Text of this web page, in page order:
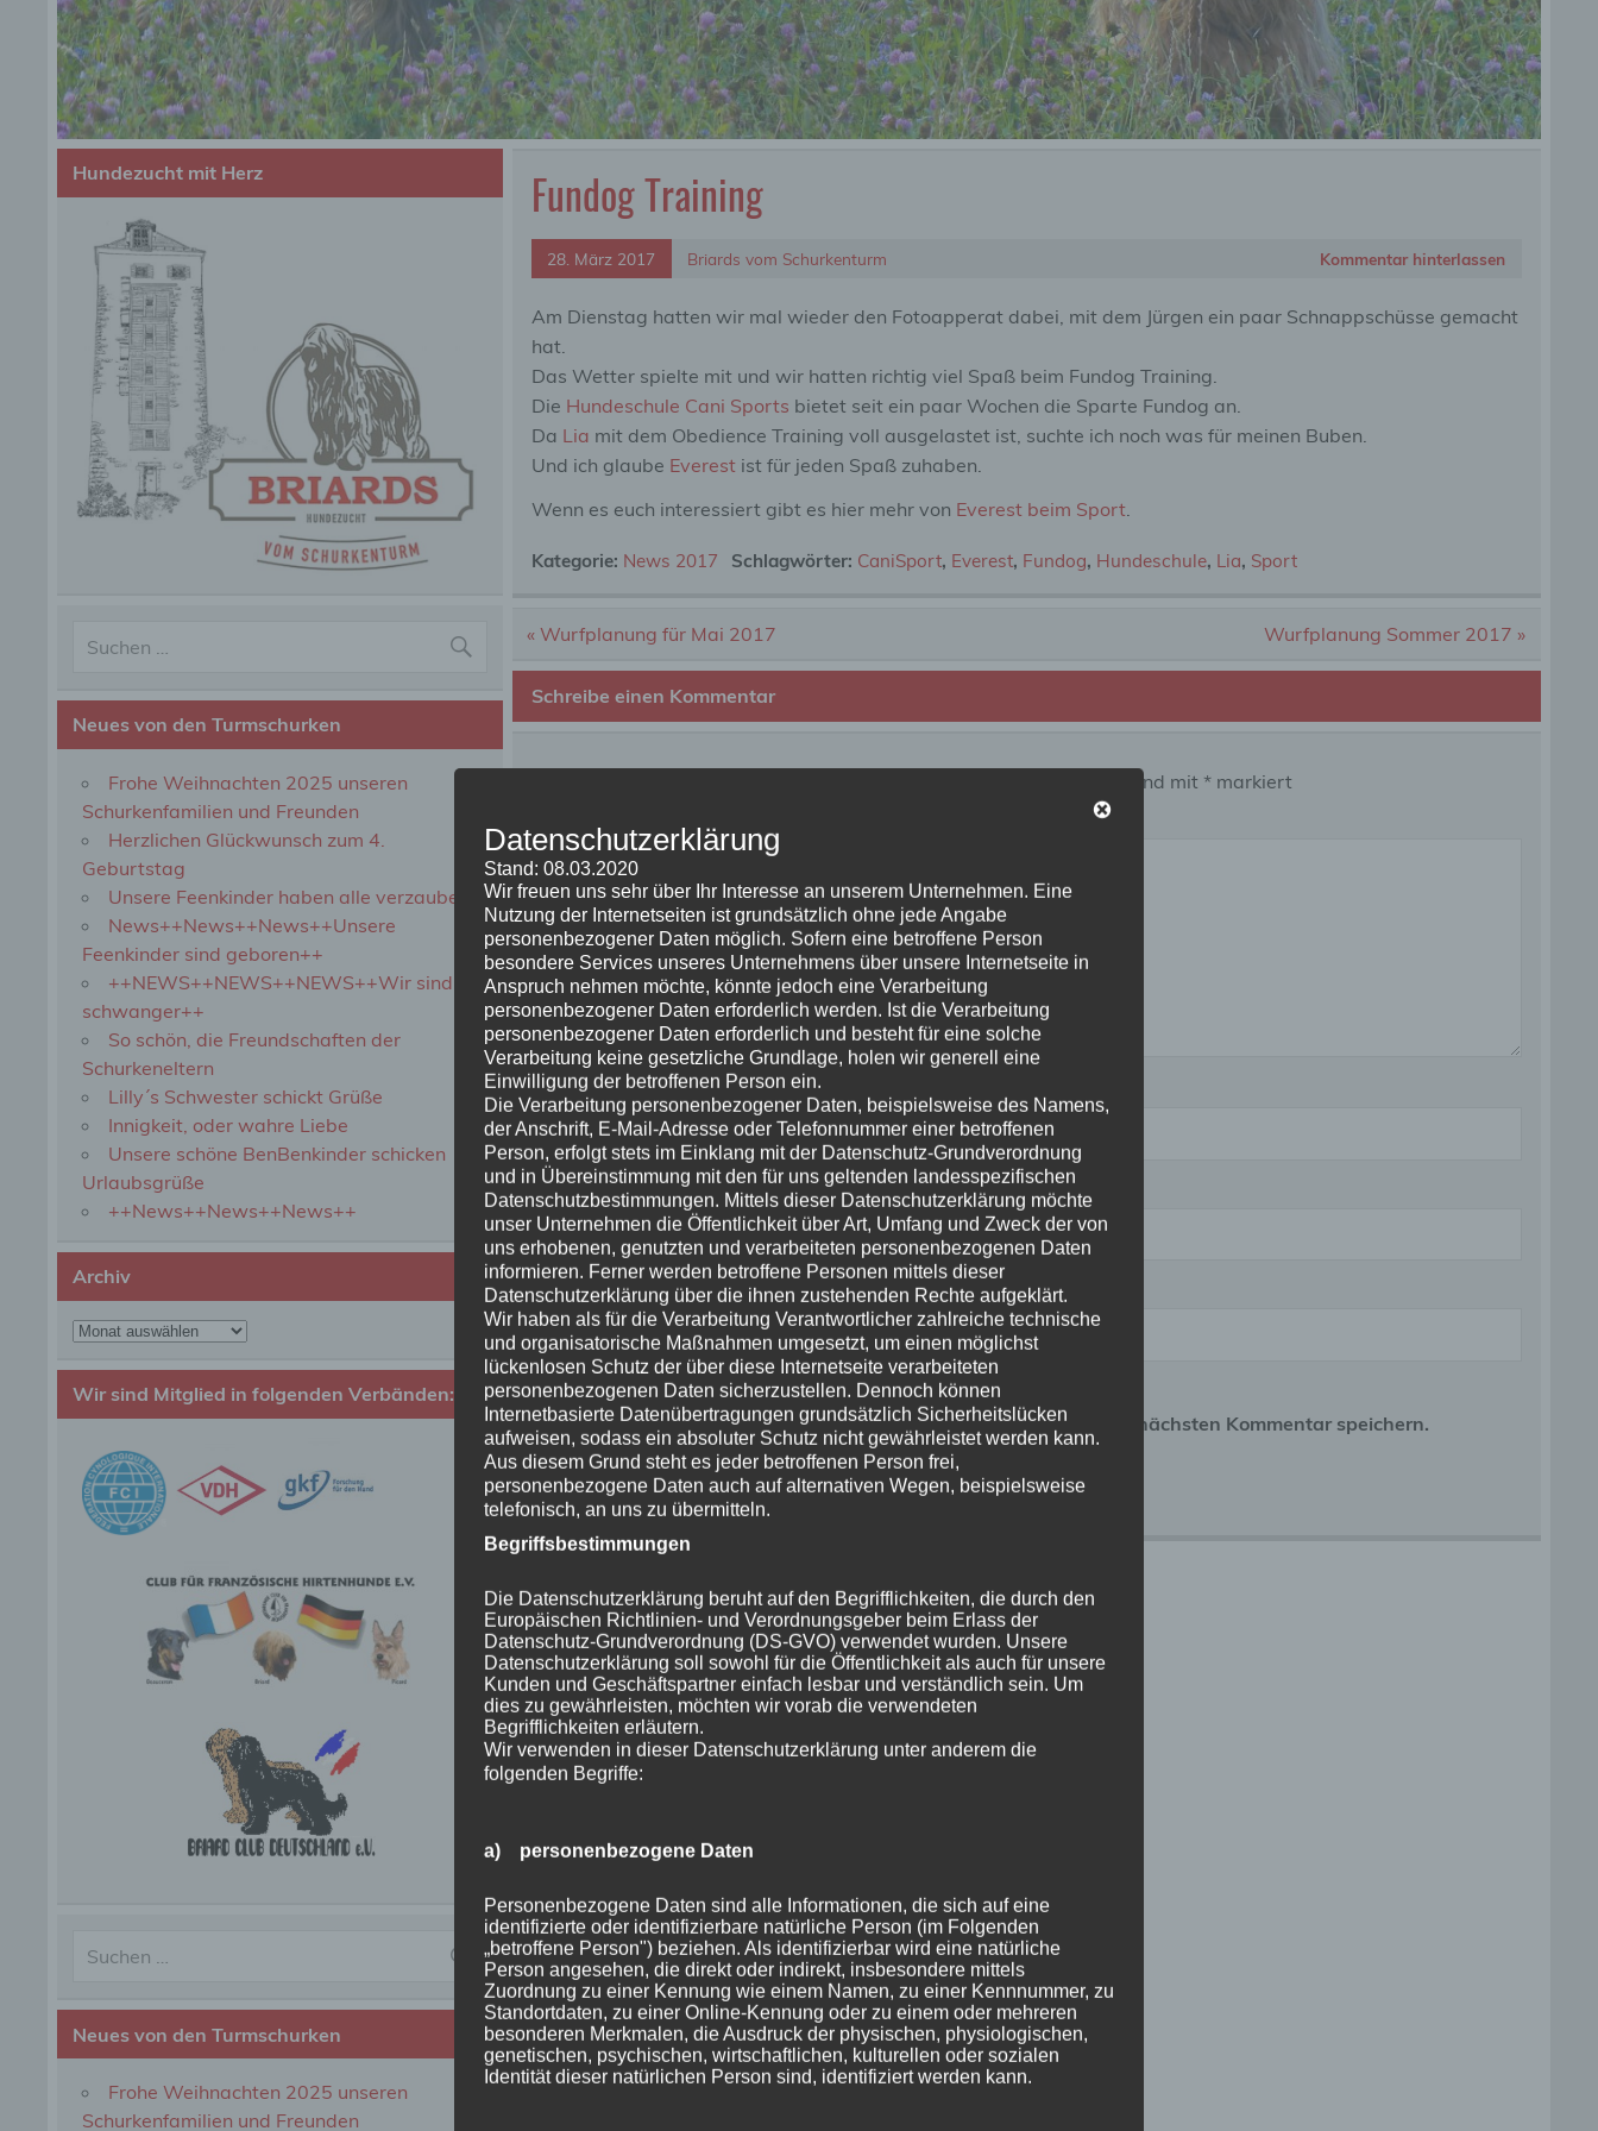
Fundog Training
28. März 2017 Briards vom Schurkenturm Kommentar hinterlassen
Am Dienstag hatten wir mal wieder den Fotoapperat dabei, mit dem Jürgen ein paar Schnappschüsse gemacht
hat.
Das Wetter spielte mit und wir hatten richtig viel Spaß beim Fundog Training.
Die Hundeschule Cani Sports bietet seit ein paar Wochen die Sparte Fundog an.
Da Lia mit dem Obedience Training voll ausgelastet ist, suchte ich noch was für meinen Buben.
Und ich glaube Everestist für jeden Spaß zuhaben.
Wenn es euch interessiert gibt es hier mehr von Everest beim Sport.
Kategorie: News 2017 Schlagwörter: CaniSport, Everest, Fundog, Hundeschule, Lia, Sport
Beitragsnavigation
« Wurfplanung für Mai 2017 Wurfplanung Sommer 2017 »
Schreibe einen Kommentar
Erforderliche Felder sind mit *markiert
Name*
E-Mail-Adresse*
Website
Name, E-Mail-Adresse und Website in diesem Browser für meinen nächsten Kommentar speichern.
Hundezucht mit Herz
Neues von den Turmschurken
Frohe Weihnachten 2025 unseren
Schurkenfamilien und Freunden
Herzlichen Glückwunsch zum 4.
Geburtstag
Unsere Feenkinder haben alle verzaubert
News++News++News++Unsere
Feenkinder sind geboren++
++NEWS++NEWS++NEWS++Wir sind
schwanger++
So schön, die Freundschaften der
Schurkeneltern
Lilly´s Schwester schickt Grüße
Innigkeit, oder wahre Liebe
Unsere schöne BenBenkinder schicken
Urlaubsgrüße
++News++News++News++
Archiv
Archiv
Wir sind Mitglied in folgenden Verbänden:
Neues von den Turmschurken
Frohe Weihnachten 2025 unseren
Schurkenfamilien und Freunden
Datenschutzerklärung
Stand: 08.03.2020
Wir freuen uns sehr über Ihr Interesse an unserem Unternehmen. Eine
Nutzung der Internetseiten ist grundsätzlich ohne jede Angabe
personenbezogener Daten möglich. Sofern eine betroffene Person
besondere Services unseres Unternehmens über unsere Internetseite in
Anspruch nehmen möchte, könnte jedoch eine Verarbeitung
personenbezogener Daten erforderlich werden. Ist die Verarbeitung
personenbezogener Daten erforderlich und besteht für eine solche
Verarbeitung keine gesetzliche Grundlage, holen wir generell eine
Einwilligung der betroffenen Person ein.
Die Verarbeitung personenbezogener Daten, beispielsweise des Namens,
der Anschrift, E-Mail-Adresse oder Telefonnummer einer betroffenen
Person, erfolgt stets im Einklang mit der Datenschutz-Grundverordnung
und in Übereinstimmung mit den für uns geltenden landesspezifischen
Datenschutzbestimmungen. Mittels dieser Datenschutzerklärung möchte
unser Unternehmen die Öffentlichkeit über Art, Umfang und Zweck der von
uns erhobenen, genutzten und verarbeiteten personenbezogenen Daten
informieren. Ferner werden betroffene Personen mittels dieser
Datenschutzerklärung über die ihnen zustehenden Rechte aufgeklärt.
Wir haben als für die Verarbeitung Verantwortlicher zahlreiche technische
und organisatorische Maßnahmen umgesetzt, um einen möglichst
lückenlosen Schutz der über diese Internetseite verarbeiteten
personenbezogenen Daten sicherzustellen. Dennoch können
Internetbasierte Datenübertragungen grundsätzlich Sicherheitslücken
aufweisen, sodass ein absoluter Schutz nicht gewährleistet werden kann.
Aus diesem Grund steht es jeder betroffenen Person frei,
personenbezogene Daten auch auf alternativen Wegen, beispielsweise
telefonisch, an uns zu übermitteln.
Begriffsbestimmungen
Die Datenschutzerklärung beruht auf den Begrifflichkeiten, die durch den
Europäischen Richtlinien- und Verordnungsgeber beim Erlass der
Datenschutz-Grundverordnung (DS-GVO) verwendet wurden. Unsere
Datenschutzerklärung soll sowohl für die Öffentlichkeit als auch für unsere
Kunden und Geschäftspartner einfach lesbar und verständlich sein. Um
dies zu gewährleisten, möchten wir vorab die verwendeten
Begrifflichkeiten erläutern.
Wir verwenden in dieser Datenschutzerklärung unter anderem die
folgenden Begriffe:
a) personenbezogene Daten
Personenbezogene Daten sind alle Informationen, die sich auf eine
identifizierte oder identifizierbare natürliche Person (im Folgenden
„betroffene Person") beziehen. Als identifizierbar wird eine natürliche
Person angesehen, die direkt oder indirekt, insbesondere mittels
Zuordnung zu einer Kennung wie einem Namen, zu einer Kennnummer, zu
Standortdaten, zu einer Online-Kennung oder zu einem oder mehreren
besonderen Merkmalen, die Ausdruck der physischen, physiologischen,
genetischen, psychischen, wirtschaftlichen, kulturellen oder sozialen
Identität dieser natürlichen Person sind, identifiziert werden kann.